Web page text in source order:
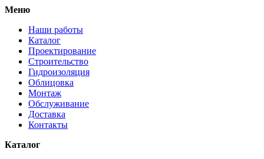
Меню
Наши работы
Каталог
Проектирование
Строительство
Гидроизоляция
Облицовка
Монтаж
Обслуживание
Доставка
Контакты
Каталог